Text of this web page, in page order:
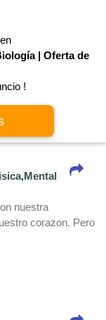
| Oferta de
!
nuestra
corazon. Pero